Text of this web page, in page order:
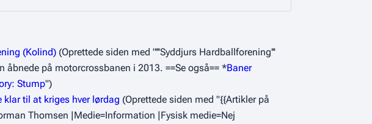
(Kolind) (Oprettede siden med "'''Syddjurs Hardballforening'''
på motorcrossbanen i 2013. ==Se også== *Baner
Stump")
klar til at kriges hver lørdag (Oprettede siden med "{{Artikler på
Thomsen |Medie=Information |Fysisk medie=Nej